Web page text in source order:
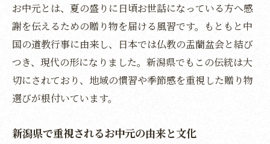
お中元におすすめの新潟県の季節の味覚
この時期ならではの新潟産品のお中元ギフ
ト
お中元に選びたい新潟県の貴重な贈り物
新潟県の旬食材でお中元の特別感を演出
お中元を通じて伝える感謝と季節感
お中元とは、夏の盛りに日頃お世話になっている方へ感
謝を伝えるための贈り物を届ける風習です。もともと中
国の道教行事に由来し、日本では仏教の盂蘭盆会と結び
つき、現代の形になりました。新潟県でもこの伝統は大
切にされており、地域の慣習や季節感を重視した贈り物
選びが根付いています。
新潟県で重視されるお中元の由来と文化